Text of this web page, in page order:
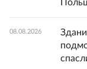
08.08.2026